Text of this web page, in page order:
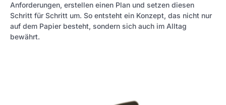
Anforderungen, erstellen einen Plan und setzen diesen
Schritt für Schritt um. So entsteht ein Konzept, das nicht nur
auf dem Papier besteht, sondern sich auch im Alltag
bewährt.